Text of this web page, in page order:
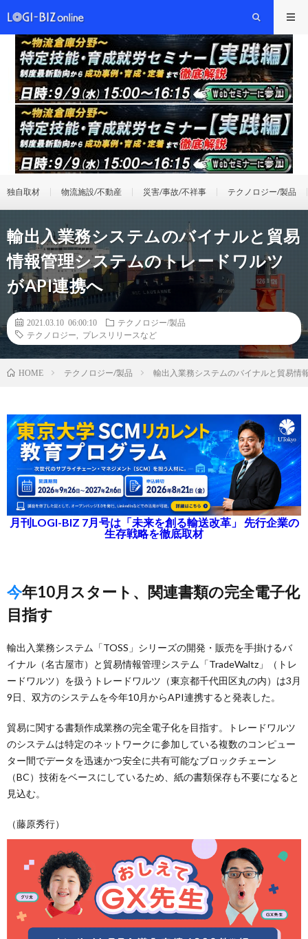
独自取材 物流施設/不動産 災害/事故/不祥事 テクノロジー/製品
輸出入業務システムのバイナルと貿易
情報管理システムのトレードワルツ
がAPI連携へ
2021.03.10 06:00:10
テクノロジー/製品
テクノロジー
プレスリリースなど
HOME テクノロジー/製品 輸出入業務システムのバイナルと貿易情
月刊LOGI-BIZ 7月号は「未来を創る輸送改革」 先行企業の
生存戦略を徹底取材
今年10月スタート、関連書類の完全電子化
目指す
輸出入業務システム「TOSS」シリーズの開発・販売を手掛けるバ
イナル（名古屋市）と貿易情報管理システム「TradeWaltz」（トレ
ードワルツ）を扱うトレードワルツ（東京都千代田区丸の内）は3月
9日、双方のシステムを今年10月からAPI連携すると発表した。
貿易に関する書類作成業務の完全電子化を目指す。トレードワルツ
のシステムは特定のネットワークに参加している複数のコンピュー
ター間でデータを迅速かつ安全に共有可能なブロックチェーン
（BC）技術をベースにしているため、紙の書類保存も不要になると
見込む。
（藤原秀行）